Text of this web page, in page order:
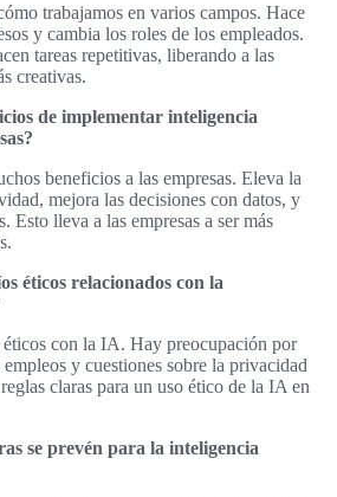
trabajamos en varios campos. Hace
y cambia los roles de los empleados.
tareas repetitivas, liberando a las
creativas.
de implementar inteligencia
beneficios a las empresas. Eleva la
mejora las decisiones con datos, y
Esto lleva a las empresas a ser más
éticos relacionados con la
con la IA. Hay preocupación por
y cuestiones sobre la privacidad
claras para un uso ético de la IA en
se prevén para la inteligencia